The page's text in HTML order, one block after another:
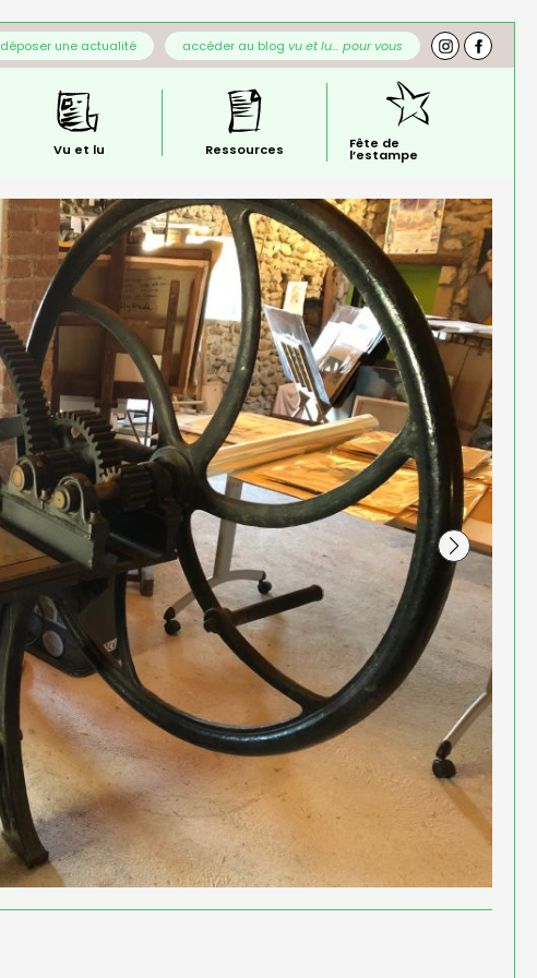
déposer une actualité accéder au blog vu et lu… pour vous
Vu et lu Ressources Fête de
l’estampe